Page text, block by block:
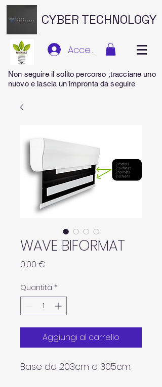
CYBER TECHNOLOGY
Accedi
Non seguire il solito percorso ,tracciane uno
nuovo e lascia un'impronta da seguire
WAVE BIFORMAT
0,00 €
Quantità *
Aggiungi al carrello
Base da 203cm a 305cm.